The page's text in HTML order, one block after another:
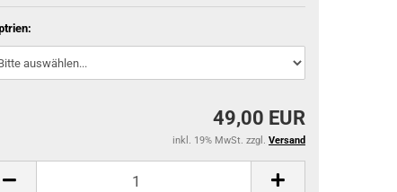
49,00 EUR
inkl. 19% MwSt. zzgl. Versand